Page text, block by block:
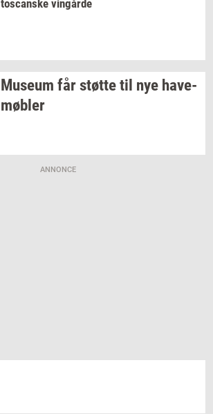
toscan­ske vin­går­de
Mu­se­um fårstøt­tetil nye ha­ve­
møb­ler
ANNONCE